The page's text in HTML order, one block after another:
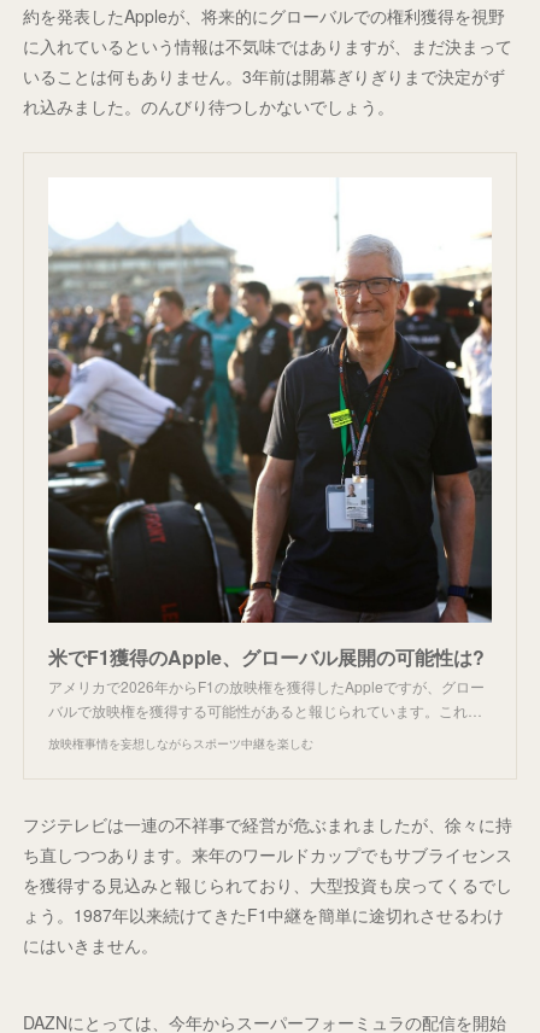
約を発表したAppleが、将来的にグローバルでの権利獲得を視野
に入れているという情報は不気味ではありますが、まだ決まって
いることは何もありません。3年前は開幕ぎりぎりまで決定がず
れ込みました。のんびり待つしかないでしょう。
米でF1獲得のApple、グローバル展開の可能性は?
アメリカで2026年からF1の放映権を獲得したAppleですが、グロー
バルで放映権を獲得する可能性があると報じられています。これ…
放映権事情を妄想しながらスポーツ中継を楽しむ
フジテレビは一連の不祥事で経営が危ぶまれましたが、徐々に持
ち直しつつあります。来年のワールドカップでもサブライセンス
を獲得する見込みと報じられており、大型投資も戻ってくるでし
ょう。1987年以来続けてきたF1中継を簡単に途切れさせるわけ
にはいきません。
DAZNにとっては、今年からスーパーフォーミュラの配信を開始